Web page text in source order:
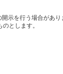
示を行う場合があり
とします。